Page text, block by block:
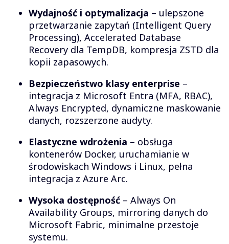
Wydajność i optymalizacja – ulepszone
przetwarzanie zapytań (Intelligent Query
Processing), Accelerated Database
Recovery dla TempDB, kompresja ZSTD dla
kopii zapasowych.
Bezpieczeństwo klasy enterprise –
integracja z Microsoft Entra (MFA, RBAC),
Always Encrypted, dynamiczne maskowanie
danych, rozszerzone audyty.
Elastyczne wdrożenia – obsługa
kontenerów Docker, uruchamianie w
środowiskach Windows i Linux, pełna
integracja z Azure Arc.
Wysoka dostępność – Always On
Availability Groups, mirroring danych do
Microsoft Fabric, minimalne przestoje
systemu.